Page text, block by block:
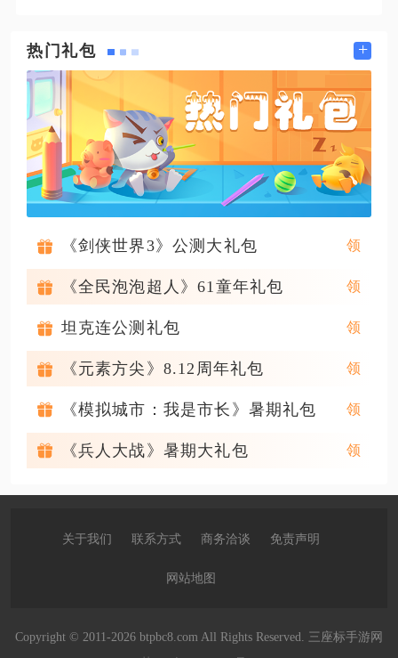
热门礼包 +
《剑侠世界3》公测大礼包
《全民泡泡超人》61童年礼包
坦克连公测礼包
《元素方尖》8.12周年礼包
《模拟城市：我是市长》暑期礼包
《兵人大战》暑期大礼包
关于我们 联系方式 商务洽谈 免责声明
网站地图
Copyright © 2011-2026 btpbc8.com All Rights Reserved. 三座标手游网